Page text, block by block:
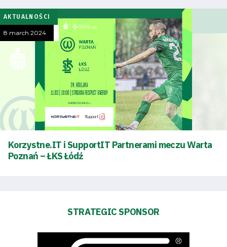
team
Amp-
Futbol
Academy
Fan
club
Foundation
AKTUALNOŚCI
8 march 2024
Korzystne.IT i SupportIT Partnerami meczu Warta
Poznań – ŁKS Łódź
STRATEGIC SPONSOR